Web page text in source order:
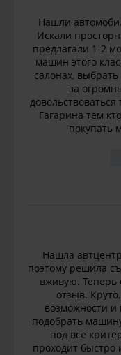
Нашли
Искали
предлагали 1-2
машин этого
салонах,
за
Гагарина тем
покупать
Нашла
поэтому решила
вживую. Теперь
отзыв.
возможности
подобрать
под все
проходит быстро